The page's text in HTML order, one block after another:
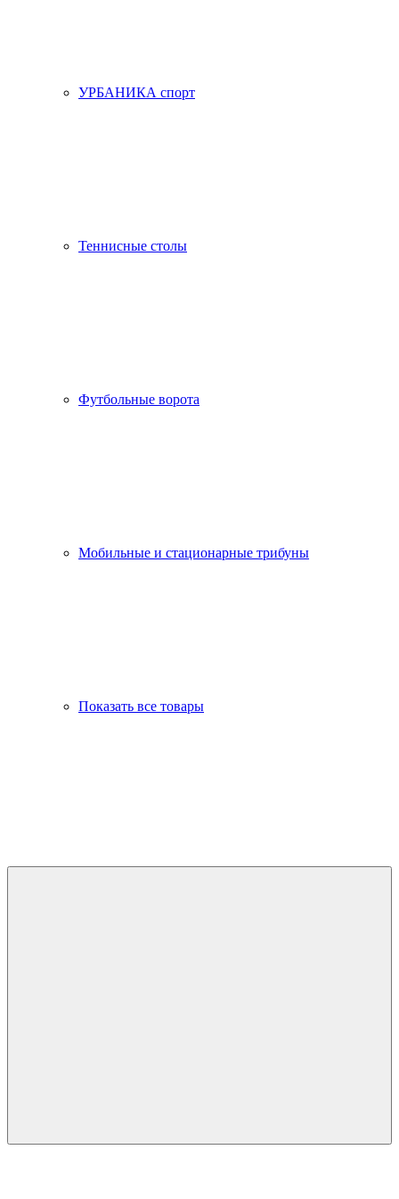
УРБАНИКА спорт
Теннисные столы
Футбольные ворота
Мобильные и стационарные трибуны
Показать все товары